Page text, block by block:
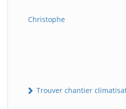
Christophe
Trouver chantier